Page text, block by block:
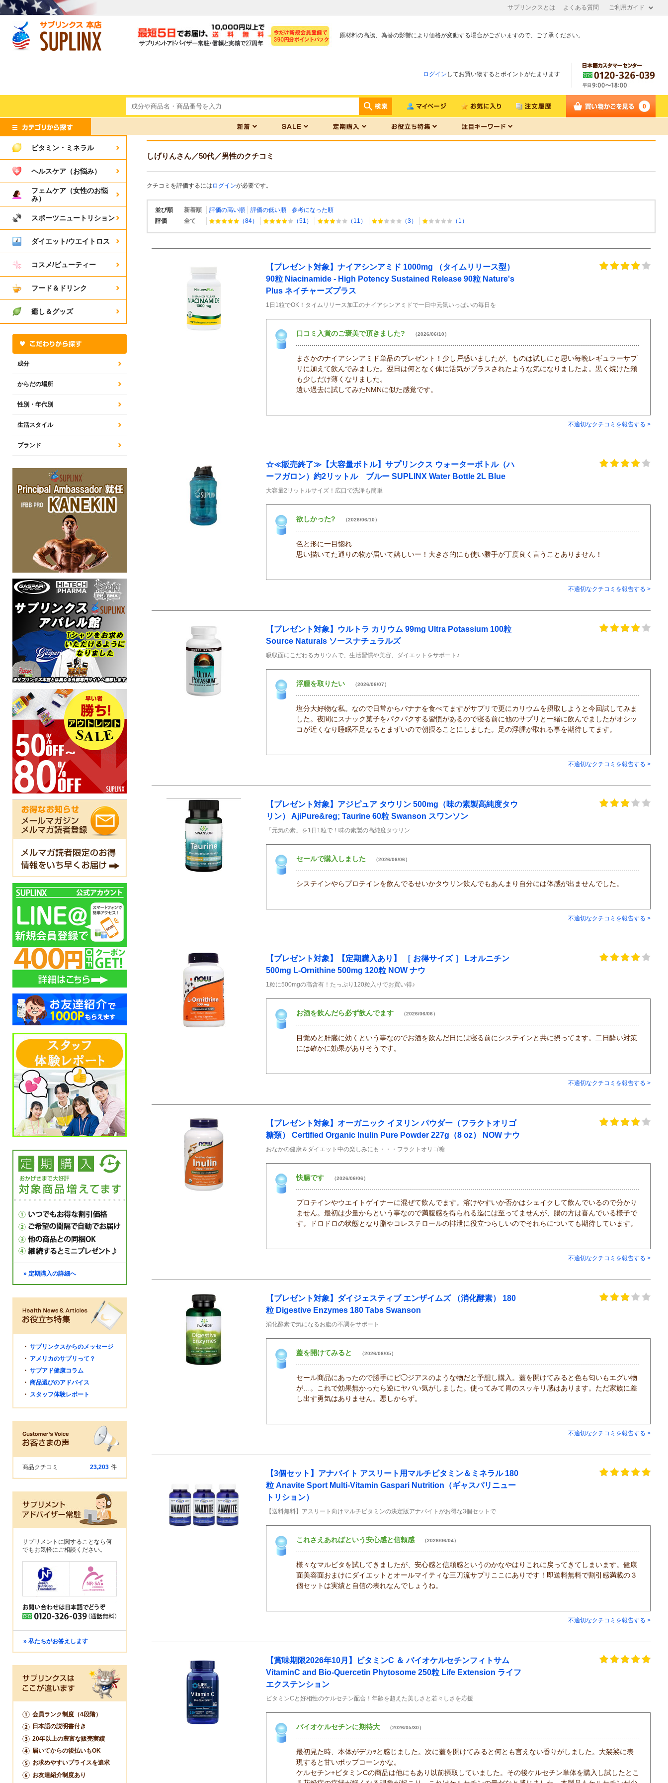
サプリンクスとは よくある質問 ご利用ガイド
原材料の高騰、為替の影響により価格が変動する場合がございますので、ご了承ください。
ログイン してお買い物するとポイントがたまります
0
しげりんさん／50代／男性のクチコミ
クチコミを評価するには ログインが必要です。
並び順 新着順 評価の高い順 評価の低い順
参考になった順
評価
全て （84） （51） （11） （3） （1）
【プレゼント対象】ナイアシンアミド 1000mg （タイムリリース型）
90粒 Niacinamide - High Potency Sustained Release 90粒 Nature's
Plus ネイチャーズプラス
1日1粒でOK！タイムリリース加工のナイアシンアミドで一日中元気いっぱいの毎日を
口コミ入賞のご褒美で頂きました? （2026/06/10）
まさかのナイアシンアミド単品のプレゼント！少し戸惑いましたが、ものは試しにと思い毎晩レギュラーサプ
リに加えて飲んでみました。翌日は何となく体に活気がプラスされたような気になりましたよ。黒く焼けた頬
も少しだけ薄くなリました。
遠い過去に試してみたNMNに似た感覚です。
不適切なクチコミを報告する >
☆≪販売終了≫【大容量ボトル】サプリンクス ウォーターボトル（ハ
ーフガロン）約2リットル ブルー SUPLINX Water Bottle 2L Blue
大容量2リットルサイズ！広口で洗浄も簡単
欲しかった? （2026/06/10）
色と形に一目惚れ
思い描いてた通りの物が届いて嬉しいー！大きさ的にも使い勝手が丁度良く言うことありません！
不適切なクチコミを報告する >
【プレゼント対象】ウルトラ カリウム 99mg Ultra Potassium 100粒
Source Naturals ソースナチュラルズ
吸収面にこだわるカリウムで、生活習慣や美容、ダイエットをサポート♪
浮腫を取りたい （2026/06/07）
塩分大好物な私。なので日常からバナナを食べてますがサプリで更にカリウムを摂取しようと今回試してみま
した。夜間にスナック菓子をパクパクする習慣があるので寝る前に他のサプリと一緒に飲んでましたがオシッ
コが近くなり睡眠不足なるとまずいので朝摂ることにしました。足の浮腫が取れる事を期待してます。
不適切なクチコミを報告する >
【プレゼント対象】アジピュア タウリン 500mg（味の素製高純度タウ
リン） AjiPure&reg; Taurine 60粒 Swanson スワンソン
「元気の素」を1日1粒で！味の素製の高純度タウリン
セールで購入しました （2026/06/06）
システインやらプロテインを飲んでるせいかタウリン飲んでもあんまり自分には体感が出ませんでした。
不適切なクチコミを報告する >
【プレゼント対象】【定期購入あり】 ［ お得サイズ ］ Lオルニチン
500mg L-Ornithine 500mg 120粒 NOW ナウ
1粒に500mgの高含有！たっぷり120粒入りでお買い得♪
お酒を飲んだら必ず飲んでます （2026/06/06）
目覚めと肝臓に効くという事なのでお酒を飲んだ日には寝る前にシステインと共に摂ってます。二日酔い対策
には確かに効果がありそうです。
不適切なクチコミを報告する >
【プレゼント対象】オーガニック イヌリン パウダー（フラクトオリゴ
糖類） Certified Organic Inulin Pure Powder 227g（8 oz） NOW ナウ
おなかの健康＆ダイエット中の楽しみにも・・・フラクトオリゴ糖
快腸です （2026/06/06）
プロテインやウエイトゲイナーに混ぜて飲んでます。溶けやすいか否かはシェイクして飲んでいるので分かり
ません。最初は少量からという事なので満腹感を得られる迄には至ってませんが、腸の方は喜んでいる様子で
す。ドロドロの状態となり脂やコレステロールの排泄に役立つらしいのでそれらについても期待しています。
不適切なクチコミを報告する >
【プレゼント対象】ダイジェスティブ エンザイムズ （消化酵素） 180
粒 Digestive Enzymes 180 Tabs Swanson
消化酵素で気になるお腹の不調をサポート
蓋を開けてみると （2026/06/05）
セール商品にあったので勝手にビ◯ジアスのような物だと予想し購入。蓋を開けてみると色も匂いもエグい物
が…。これで効果無かったら逆にヤバい気がしました。使ってみて胃のスッキリ感はあります。ただ家族に差
し出す勇気はありません。悪しからず。
不適切なクチコミを報告する >
【3個セット】アナバイト アスリート用マルチビタミン＆ミネラル 180
粒 Anavite Sport Multi-Vitamin Gaspari Nutrition（ギャスパリニュー
トリション）
【送料無料】アスリート向けマルチビタミンの決定版アナバイトがお得な3個セットで
これさえあればという安心感と信頼感 （2026/06/04）
様々なマルビタを試してきましたが、安心感と信頼感というのかなやはりこれに戻ってきてしまいます。健康
面美容面おまけにダイエットとオールマイティな三刀流サプリここにありです！即送料無料で割引感満載の３
個セットは実績と自信の表れなんでしょうね。
不適切なクチコミを報告する >
【賞味期限2026年10月】ビタミンC ＆ バイオケルセチンフィトサム
VitaminC and Bio-Quercetin Phytosome 250粒 Life Extension ライフ
エクステンション
ビタミンCと好相性のケルセチン配合！年齢を超えた美しさと若々しさを応援
バイオケルセチンに期待大 （2026/05/30）
最初見た時、本体がデカｯと感じました。次に蓋を開けてみると何とも言えない香りがしました。大袈裟に表
現すると甘いポップコーンかな。
ケルセチン+ビタミンCの商品は他にもあり以前摂取していました。その後ケルセチン単体を購入し試したとこ
ビタミン・ミネラル
ヘルスケア（お悩み）
フェムケア（女性のお悩
み）
スポーツニュートリション
ダイエット/ウエイトロス
コスメ/ビューティー
フード＆ドリンク
癒し＆グッズ
成分
からだの場所
性別・年代別
生活スタイル
ブランド
» 定期購入の詳細へ
・ サプリンクスからのメッセージ
・ アメリカのサプリって？
・ サプアド健康コラム
・ 商品選びのアドバイス
・ スタッフ体験レポート
商品クチコミ 23,203 件
サプリメントに関することなら何
でもお気軽にご相談ください。
» 私たちがお答えします
会員ランク制度（4段階）
日本語の説明書付き
20年以上の豊富な販売実績
届いてからの後払いもOK
お求めやすいプライスを追求
お友達紹介制度あり